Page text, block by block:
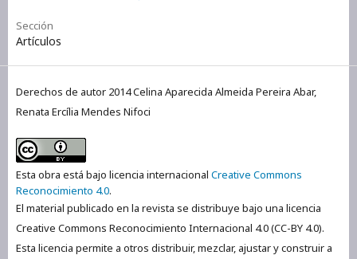
Sección
Artículos
Derechos de autor 2014 Celina Aparecida Almeida Pereira Abar,
Renata Ercília Mendes Nifoci
Esta obra está bajo licencia internacional Creative Commons
Reconocimiento 4.0.
El material publicado en la revista se distribuye bajo una licencia
Creative Commons Reconocimiento Internacional 4.0 (CC-BY 4.0).
Esta licencia permite a otros distribuir, mezclar, ajustar y construir a